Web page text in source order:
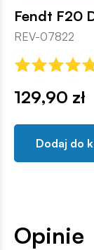
Fendt F20
REV-07822
129,90 zł
Dodaj do
Opinie